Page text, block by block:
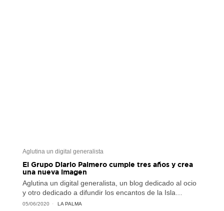
Aglutina un digital generalista
El Grupo Diario Palmero cumple tres años y crea
una nueva imagen
Aglutina un digital generalista, un blog dedicado al ocio
y otro dedicado a difundir los encantos de la Isla…
05/06/2020 LA PALMA